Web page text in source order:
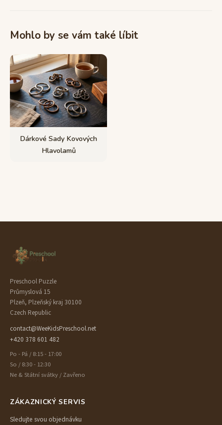
Mohlo by se vám také líbit
Dárkové Sady Kovových
Hlavolamů
Preschool Puzzle
Průmyslová 15
Plzeň, Plzeňský kraj 30100
Czech Republic
contact@WeeKidsPreschool.net
+420 378 601 482
Po - Pá / 8:15 - 17:00
So / 8:30 - 12:30
Ne & Státní svátky / Zavřeno
ZÁKAZNICKÝ SERVIS
Sledujte svou objednávku